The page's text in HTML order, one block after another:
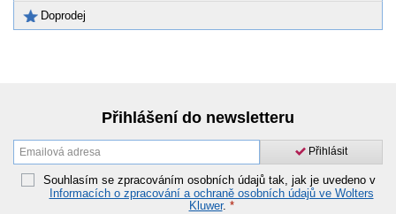
Doprodej
Přihlášení do newsletteru
Přihlásit
Souhlasím se zpracováním osobních údajů tak, jak je uvedeno v
Informacích o zpracování a ochraně osobních údajů ve Wolters
Kluwer. *